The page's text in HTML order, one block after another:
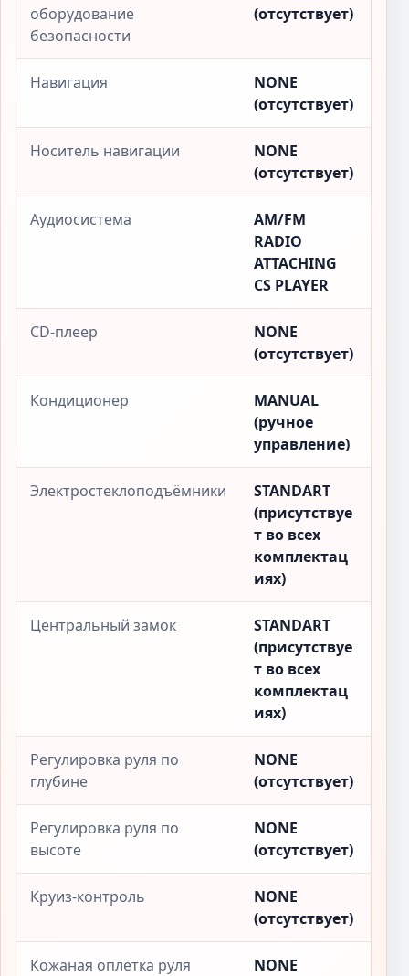
оборудование
безопасности
(отсутствует)
Навигация
NONE
(отсутствует)
Носитель навигации
NONE
(отсутствует)
Аудиосистема
AM/FM
RADIO
ATTACHING
CS PLAYER
CD-плеер
NONE
(отсутствует)
Кондиционер
MANUAL
(ручное
управление)
Электростеклоподъёмники
STANDART
(присутствуе
т во всех
комплектац
иях)
Центральный замок
STANDART
(присутствуе
т во всех
комплектац
иях)
Регулировка руля по
глубине
NONE
(отсутствует)
Регулировка руля по
высоте
NONE
(отсутствует)
Круиз-контроль
NONE
(отсутствует)
Кожаная оплётка руля
NONE